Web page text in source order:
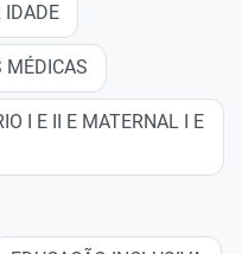
IDADE
MÉDICAS
I E II E MATERNAL I E